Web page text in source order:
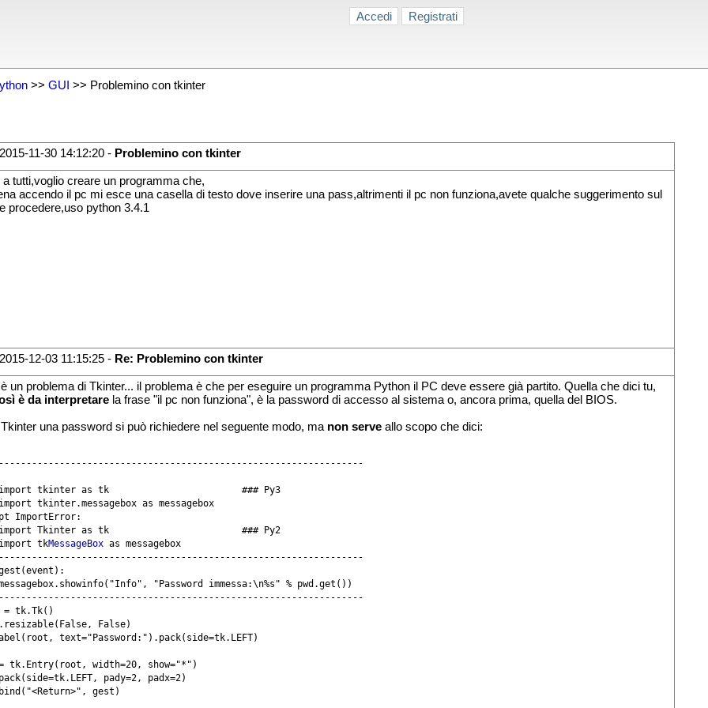
Accedi Registrati
>> GUI >> Problemino con tkinter
11-30 14:12:20 - Problemino con tkinter
a tutti,voglio creare un programma che,
accendo il pc mi esce una casella di testo dove inserire una pass,altrimenti il pc non funziona,avete qualche suggerimento sul
procedere,uso python 3.4.1
12-03 11:15:25 - Re: Problemino con tkinter
un problema di Tkinter... il problema è che per eseguire un programma Python il PC deve essere già partito. Quella che dici tu,
è da interpretarela frase "il pc non funziona", è la password di accesso al sistema o, ancora prima, quella del BIOS.
una password si può richiedere nel seguente modo, ma non serveallo scopo che dici:
tkinter as tk                        ### Py3
tkinter.messagebox as messagebox
ImportError:
Tkinter as tk                        ### Py2
tk
MessageBox as messagebox
"Password immessa:\n%s" % pwd.get())
= tk.Tk()
False)
text="Password:").pack(side=tk.LEFT)
tk.Entry(root, width=20, show="*")
pady=2, padx=2)
gest)